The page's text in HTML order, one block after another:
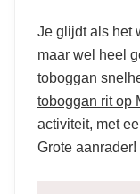
Je glijdt als het
maar wel heel
toboggan
toboggan rit op
activiteit, met
Grote aanrader!